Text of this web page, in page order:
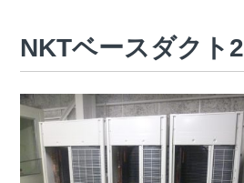
NKTベースダクト2